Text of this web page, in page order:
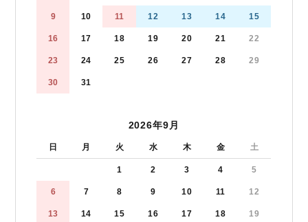
9 10 11 12 13 14 15
16 17 18 19 20 21 22
23 24 25 26 27 28 29
30 31
2026年9月
日 月 火 水 木 金 土
1 2 3 4 5
6 7 8 9 10 11 12
13 14 15 16 17 18 19